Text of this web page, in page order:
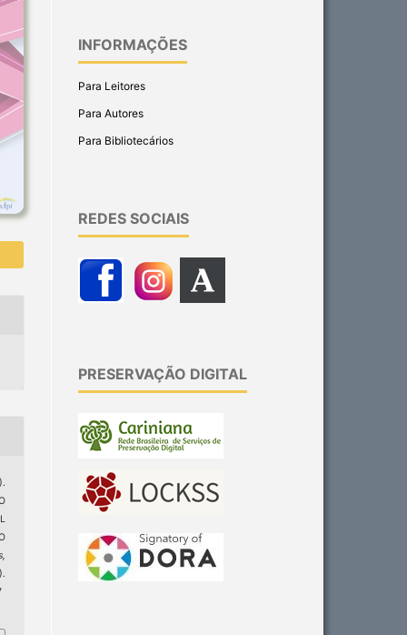
INFORMAÇÕES
Para Leitores
Para Autores
Para Bibliotecários
REDES SOCIAIS
PRESERVAÇÃO DIGITAL